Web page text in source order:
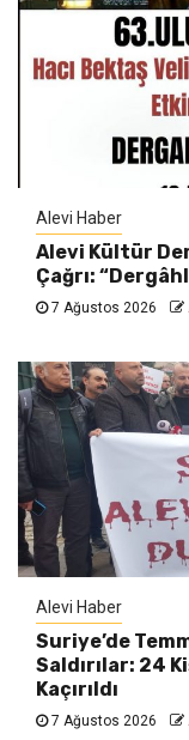
Alevi Haber
Alevi Kültür
Çağrı:
7 Ağustos 2026
Alevi Haber
Suriye’de
Saldırılar: 24
Kaçırıldı
7 Ağustos 2026